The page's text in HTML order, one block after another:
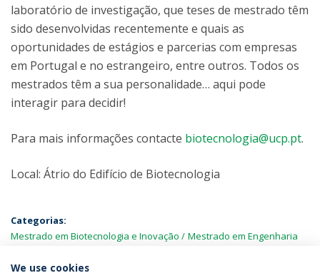
laboratório de investigação, que teses de mestrado têm
sido desenvolvidas recentemente e quais as
oportunidades de estágios e parcerias com empresas
em Portugal e no estrangeiro, entre outros. Todos os
mestrados têm a sua personalidade… aqui pode
interagir para decidir!
Para mais informações contacte biotecnologia@ucp.pt.
Local: Átrio do Edifício de Biotecnologia
Categorias:
Mestrado em Biotecnologia e Inovação
Mestrado em Engenharia
Microbiologia Aplicada
We use cookies